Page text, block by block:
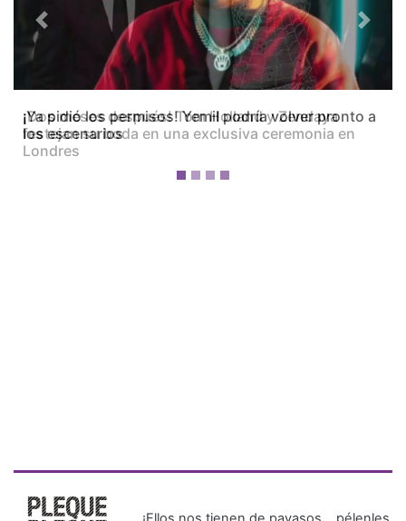
¡Dos meses después! Tom Holland y Zendaya
festejan su boda en una exclusiva ceremonia en
Londres
Previous Next